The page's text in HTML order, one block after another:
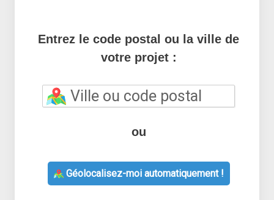
Entrez le code postal ou la ville de
votre projet :
ou
Géolocalisez-moi automatiquement !